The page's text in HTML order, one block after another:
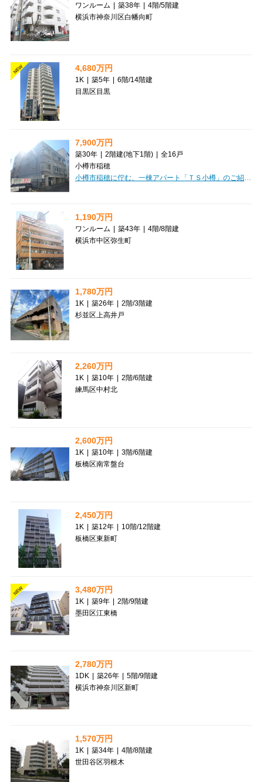
ワンルーム | 築38年 | 4階/5階建
横浜市神奈川区白幡向町
NEW 4,680万円
1K | 築5年 | 6階/14階建
目黒区目黒
7,900万円
築30年 | 2階建(地下1階) | 全16戸
小樽市稲穂
1,190万円
ワンルーム | 築43年 | 4階/8階建
横浜市中区弥生町
1,780万円
1K | 築26年 | 2階/3階建
杉並区上高井戸
2,260万円
1K | 築10年 | 2階/6階建
練馬区中村北
2,600万円
1K | 築10年 | 3階/6階建
板橋区南常盤台
2,450万円
1K | 築12年 | 10階/12階建
板橋区東新町
NEW 3,480万円
1K | 築9年 | 2階/9階建
墨田区江東橋
2,780万円
1DK | 築26年 | 5階/9階建
横浜市神奈川区新町
1,570万円
1K | 築34年 | 4階/8階建
世田谷区羽根木